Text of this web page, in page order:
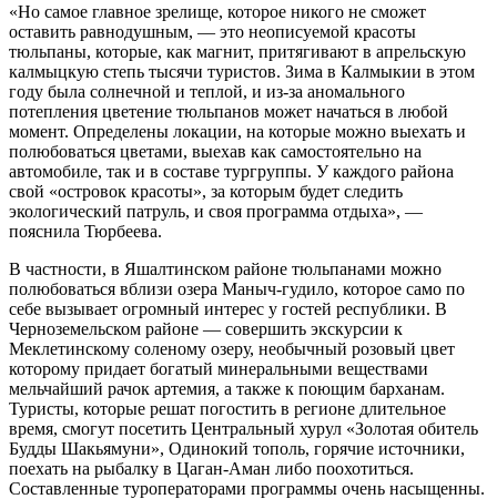
«Но самое главное зрелище, которое никого не сможет
оставить равнодушным, — это неописуемой красоты
тюльпаны, которые, как магнит, притягивают в апрельскую
калмыцкую степь тысячи туристов. Зима в Калмыкии в этом
году была солнечной и теплой, и из-за аномального
потепления цветение тюльпанов может начаться в любой
момент. Определены локации, на которые можно выехать и
полюбоваться цветами, выехав как самостоятельно на
автомобиле, так и в составе тургруппы. У каждого района
свой «островок красоты», за которым будет следить
экологический патруль, и своя программа отдыха», —
пояснила Тюрбеева.
В частности, в Яшалтинском районе тюльпанами можно
полюбоваться вблизи озера Маныч-гудило, которое само по
себе вызывает огромный интерес у гостей республики. В
Черноземельском районе — совершить экскурсии к
Меклетинскому соленому озеру, необычный розовый цвет
которому придает богатый минеральными веществами
мельчайший рачок артемия, а также к поющим барханам.
Туристы, которые решат погостить в регионе длительное
время, смогут посетить Центральный хурул «Золотая обитель
Будды Шакьямуни», Одинокий тополь, горячие источники,
поехать на рыбалку в Цаган-Аман либо поохотиться.
Составленные туроператорами программы очень насыщенны.